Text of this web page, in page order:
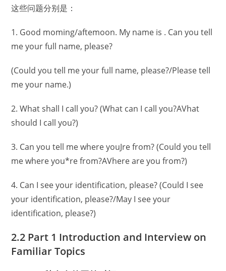
这些问题分别是：
1. Good moming/aftemoon. My name is . Can you tell
me your full name, please?
(Could you tell me your full name, please?/Please tell
me your name.)
2. What shall I call you? (What can I call you?AVhat
should I call you?)
3. Can you tell me where youJre from? (Could you tell
me where you*re from?AVhere are you from?)
4. Can I see your identification, please? (Could I see
your identification, please?/May I see your
identification, please?)
2.2 Part 1 Introduction and Interview on
Familiar Topics